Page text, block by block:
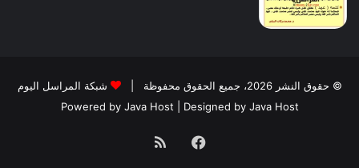
© حقوق النشر 2026، جميع الحقوق محفوظة |
شبكة المراسل اليوم
Powered by Java Host | Designed by Java Host
فيسبوكملخص